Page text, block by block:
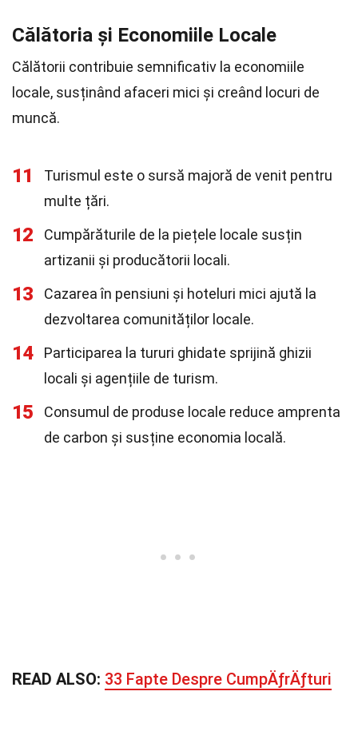
Călătoria și Economiile Locale
Călătorii contribuie semnificativ la economiile
locale, susținând afaceri mici și creând locuri de
muncă.
11
Turismul este o sursă majoră de venit pentru
multe țări.
12
Cumpărăturile de la piețele locale susțin
artizanii și producătorii locali.
13
Cazarea în pensiuni și hoteluri mici ajută la
dezvoltarea comunităților locale.
14
Participarea la tururi ghidate sprijină ghizii
locali și agențiile de turism.
15
Consumul de produse locale reduce amprenta
de carbon și susține economia locală.
READ ALSO: 33 Fapte Despre CumpÄƒrÄƒturi